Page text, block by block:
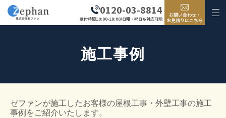
0120-03-8814
受付時間10:00-18:00/日曜・祝日も対応可能
お問い合わせ・
お見積りはこちら
施工事例
ゼファンが施工したお客様の屋根工事・外壁工事の施工
事例をご紹介いたします。